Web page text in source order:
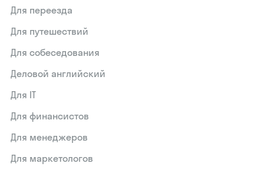
Для переезда
Для путешествий
Для собеседования
Деловой английский
Для IT
Для финансистов
Для менеджеров
Для маркетологов